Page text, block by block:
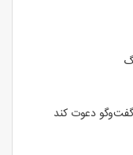
دعوت کند